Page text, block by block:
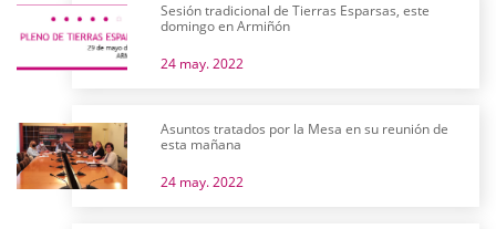
Sesión tradicional de Tierras Esparsas, este
domingo en Armiñón
24 may. 2022
Asuntos tratados por la Mesa en su reunión de
esta mañana
24 may. 2022